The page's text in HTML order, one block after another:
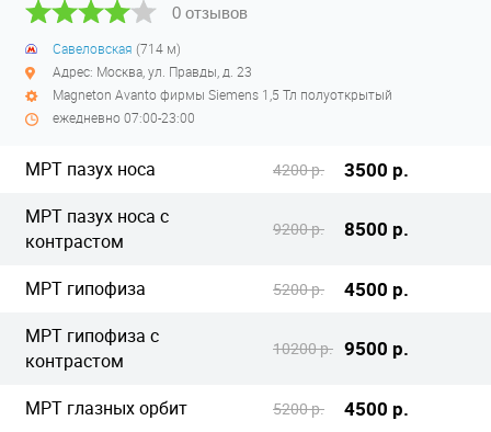
0 отзывов
Савеловская (714 м)
Адрес: Москва, ул. Правды, д. 23
Magneton Avanto фирмы Siemens 1,5 Тл полуоткрытый
ежедневно 07:00-23:00
МРТ пазух носа 4200 р. 3500 р.
МРТ пазух носа с
контрастом
9200 р. 8500 р.
МРТ гипофиза 5200 р. 4500 р.
МРТ гипофиза с
контрастом
10200 р. 9500 р.
МРТ глазных орбит 5200 р. 4500 р.